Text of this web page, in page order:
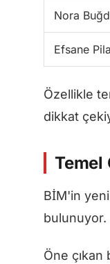
Nora
Efsane
Özellikle
dikkat
Temel
BİM'in
bulunuyor.
Öne çıkan